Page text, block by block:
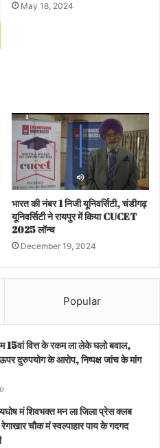
May 18, 2024
भारत की नंबर 1 निजी यूनिवर्सिटी, चंडीगढ़
यूनिवर्सिटी ने रायपुर में किया CUCET
2025 लॉन्च
December 19, 2024
Popular
15वां वित्त के रकम ला लेके घलो बवाल,
दुरुपयोग के आरोप, निष्पक्ष जांच के मांग
मं शिवभक्त मन ला जिला प्रेस क्लब
चौक मं स्वल्पाहार पाय के गदगद